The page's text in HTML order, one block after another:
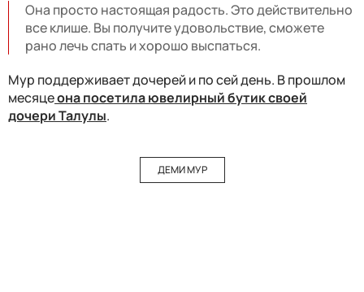
Она просто настоящая радость. Это действительно
все клише. Вы получите удовольствие, сможете
рано лечь спать и хорошо выспаться.
Мур поддерживает дочерей и по сей день. В прошлом
месяцеона посетила ювелирный бутик своей
дочери Талулы.
ДЕМИ МУР